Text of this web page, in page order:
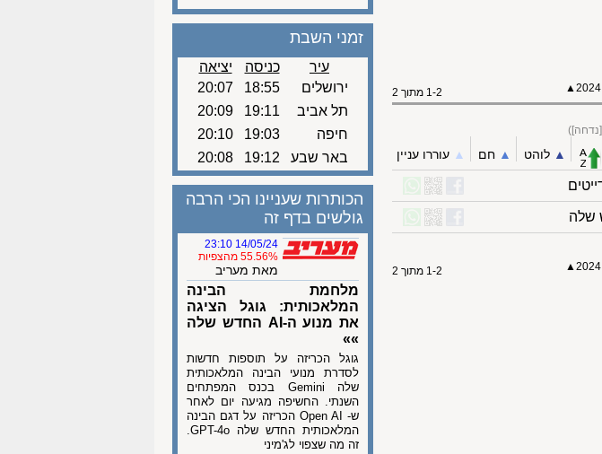
2024
▲ 1-2 מתוך 2
▲︎ לוהט ▲︎ חם ▲︎ עוררו עניין
2024
▲ 1-2 מתוך 2
זמני השבת
עיר כניסה
יציאה
ירושלים
18:55
20:07
תל אביב
19:11
20:09
חיפה
19:03
20:10
באר שבע
19:12
20:08
הכותרות שעניינו הכי הרבה
גולשים בדף זה
14/05/24 23:10
55.56% מהצפיות
מאת מעריב
מלחמת הבינה
המלאכותית: גוגל הציגה
את מנוע ה-AI החדש שלה
»»
גוגל הכריזה על תוספות חדשות
לסדרת מנועי הבינה המלאכותית
שלה Gemini בכנס המפתחים
השנתי. החשיפה מגיעה יום לאחר
ש- Open AI הכריזה על דגם הבינה
המלאכותית החדש שלה GPT-4o.
זה מה שצפוי לג'מיני